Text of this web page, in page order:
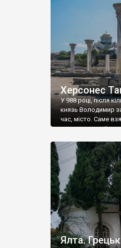
візантійської
культурної
Офіційно – на
влада в Україні
Херсонес
У 988 році, після
князь Володимир
час, місто. Саме
диктувати свої
Херсонесі
християнином. А
Херсонесу
Ялта.